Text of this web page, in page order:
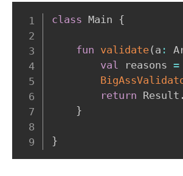
class Main {
fun validate( a :
val reasons =
return Result .
}
}